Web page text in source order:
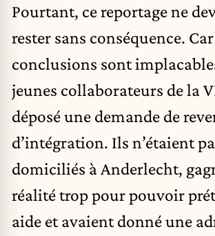
Pourtant, ce reportage ne
rester sans conséquence. Car
conclusions sont
jeunes collaborateurs de la
déposé une demande de
d’intégration. Ils n’étaient
domiciliés à Anderlecht,
réalité trop pour pouvoir
aide et avaient donné une